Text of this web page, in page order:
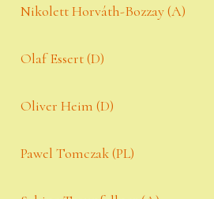
Nikolett Horváth-Bozzay (A)
Olaf Essert (D)
Oliver Heim (D)
Pawel Tomczak (PL)